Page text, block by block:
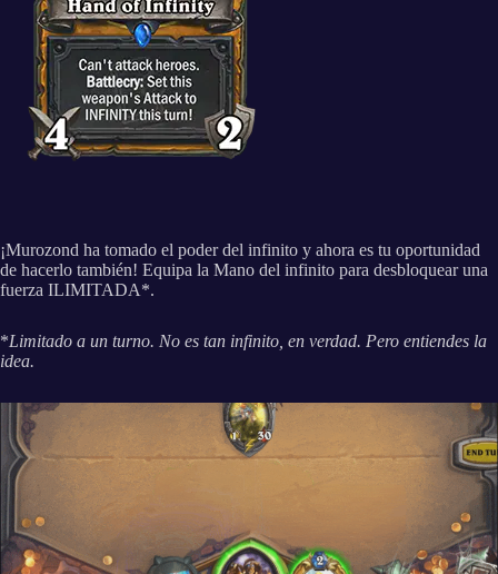
¡Murozond ha tomado el poder del infinito y ahora es tu oportunidad
de hacerlo también! Equipa la Mano del infinito para desbloquear una
fuerza ILIMITADA*.
*Limitado a un turno. No es tan infinito, en verdad. Pero entiendes la
idea.